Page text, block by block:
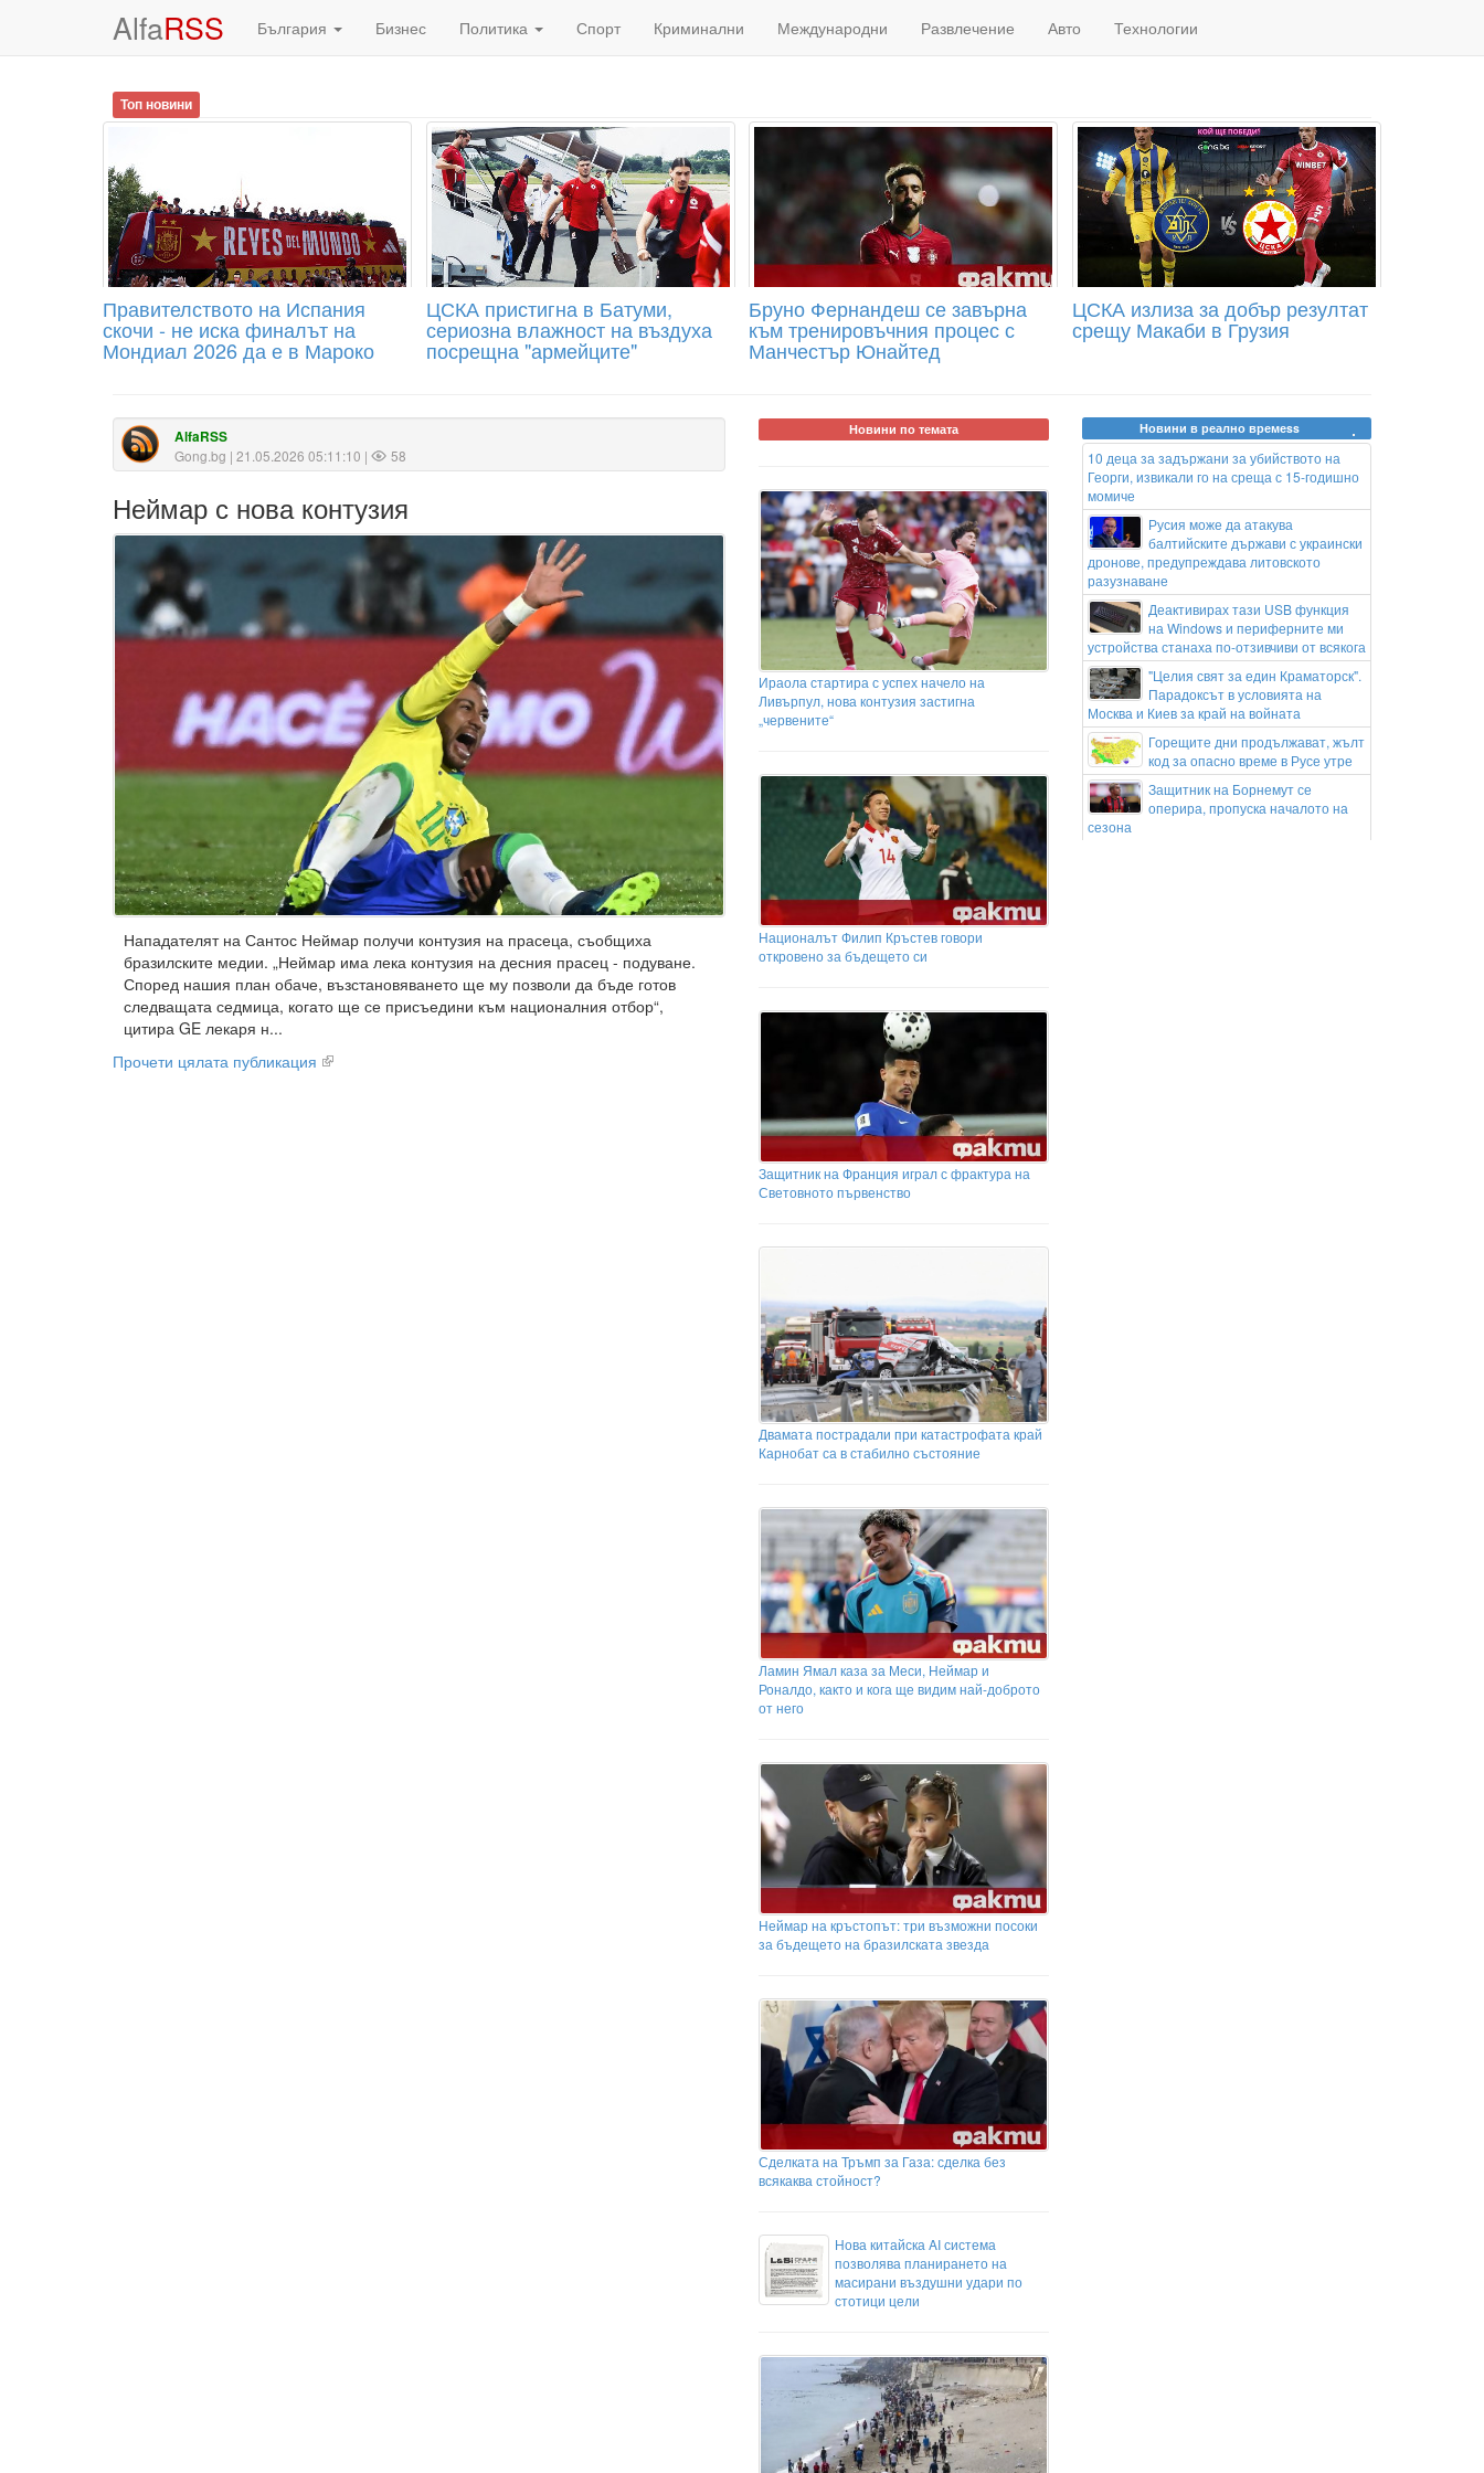
AlfaRSS България Бизнес Политика Спорт Криминални Международни Развлечение Авто Технологии
Топ новини
Правителството на Испания
скочи - не иска финалът на
Мондиал 2026 да е в Мароко
ЦСКА пристигна в Батуми,
сериозна влажност на въздуха
посрещна "армейците"
Бруно Фернандеш се завърна
към тренировъчния процес с
Манчестър Юнайтед
ЦСКА излиза за добър резултат
срещу Макаби в Грузия
AlfaRSS
Gong.bg | 21.05.2026 05:11:10 | 58
Неймар с нова контузия
Нападателят на Сантос Неймар получи контузия на прасеца, съобщиха
бразилските медии. „Неймар има лека контузия на десния прасец - подуване.
Според нашия план обаче, възстановяването ще му позволи да бъде готов
следващата седмица, когато ще се присъедини към националния отбор“,
цитира GE лекаря н...
Прочети цялата публикация
Новини по темата
Ираола стартира с успех начело на
Ливърпул, нова контузия застигна
„червените“
Националът Филип Кръстев говори
откровено за бъдещето си
Защитник на Франция играл с фрактура на
Световното първенство
Двамата пострадали при катастрофата край
Карнобат са в стабилно състояние
Ламин Ямал каза за Меси, Неймар и
Роналдо, както и кога ще видим най-доброто
от него
Неймар на кръстопът: три възможни посоки
за бъдещето на бразилската звезда
Сделката на Тръмп за Газа: сделка без
всякаква стойност?
Нова китайска AI система
позволява планирането на
масирани въздушни удари по
стотици цели
Новини в реално времеss
10 деца за задържани за убийството на
Георги, извикали го на среща с 15-годишно
момиче
Русия може да атакува
балтийските държави с украински
дронове, предупреждава литовското
разузнаване
Деактивирах тази USB функция
на Windows и периферните ми
устройства станаха по-отзивчиви от всякога
"Целия свят за един Краматорск".
Парадоксът в условията на
Москва и Киев за край на войната
Горещите дни продължават, жълт
код за опасно време в Русе утре
Защитник на Борнемут се
оперира, пропуска началото на
сезона